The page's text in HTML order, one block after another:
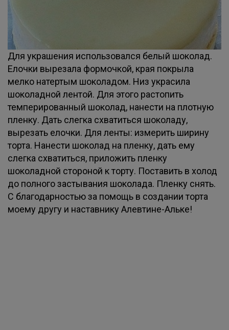
Для украшения использовался белый шоколад.
Елочки вырезала формочкой, края покрыла
мелко натертым шоколадом. Низ украсила
шоколадной лентой. Для этого растопить
темперированный шоколад, нанести на плотную
пленку. Дать слегка схватиться шоколаду,
вырезать елочки. Для ленты: измерить ширину
торта. Нанести шоколад на пленку, дать ему
слегка схватиться, приложить пленку
шоколадной стороной к торту. Поставить в холод
до полного застывания шоколада. Пленку снять.
С благодарностью за помощь в создании торта
моему другу и наставнику Алевтине-Альке!